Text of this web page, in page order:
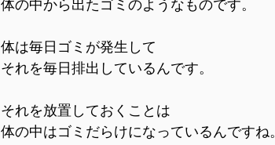
体の中から出たゴミのようなものです。
体は毎日ゴミが発生して
それを毎日排出しているんです。
それを放置しておくことは
体の中はゴミだらけになっているんですね。